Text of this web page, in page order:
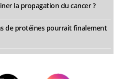
la propagation du cancer ?
de protéines pourrait finalement